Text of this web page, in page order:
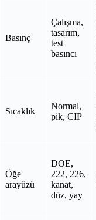
Basınç
Çalışma,
tasarım,
test
basıncı
Sıcaklık
Normal,
pik, CIP
Öğe
arayüzü
DOE,
222, 226,
kanat,
düz, yay